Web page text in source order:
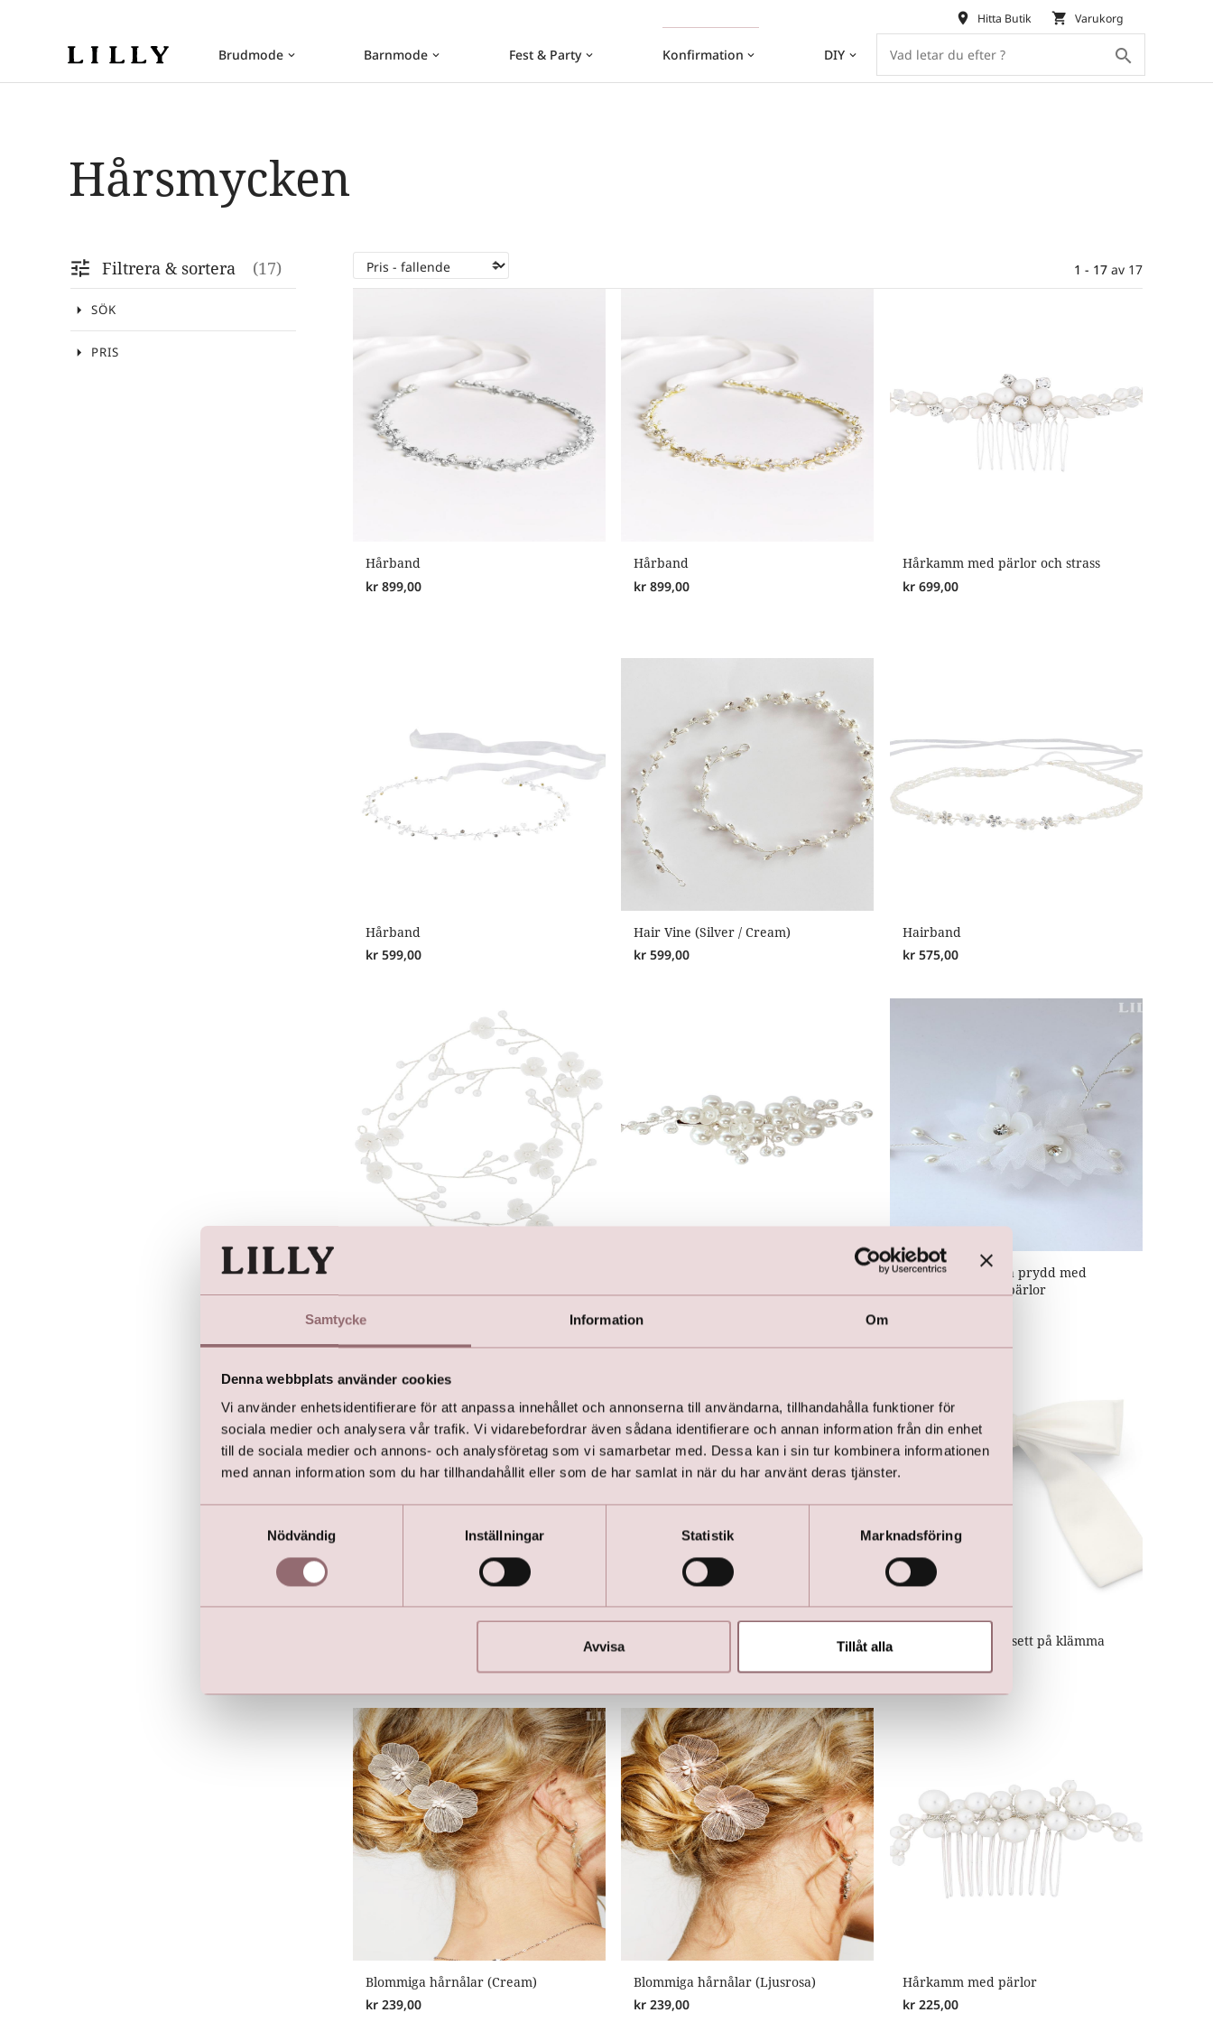
Samtycke Information Om
Denna webbplats använder cookies
Vi använder enhetsidentifierare för att anpassa innehållet och annonserna till användarna, tillhandahålla funktioner för
sociala medier och analysera vår trafik. Vi vidarebefordrar även sådana identifierare och annan information från din enhet
till de sociala medier och annons- och analysföretag som vi samarbetar med. Dessa kan i sin tur kombinera informationen
med annan information som du har tillhandahållit eller som de har samlat in när du har använt deras tjänster.
Nödvändig
Inställningar Statistik Marknadsföring
Avvisa Tillåt alla
Brudmode keyboard_arrow_down Barnmode keyboard_arrow_down Fest & Party keyboard_arrow_down Konfirmation keyboard_arrow_down DIY keyboard_arrow_down search
place Hitta Butik shopping_cart Varukorg
Hårsmycken
tune Filtrera & sortera 17 1 - 17 av 17
Hårband
kr 899,00
Hårband
kr 899,00
Hårkamm med pärlor och strass
kr 699,00
Hårband
kr 599,00
Hair Vine (Silver / Cream)
kr 599,00
Hairband
kr 575,00
kr 499,00
kr 475,00
LILLY Hårklämma prydd med
tüllblommor och pärlor
LILLY Satin hårrosett på klämma
Blommiga hårnålar (Cream)
kr 239,00
Blommiga hårnålar (Ljusrosa)
kr 239,00
Hårkamm med pärlor
kr 225,00
arrow_drop_down SÖK
arrow_drop_down PRIS